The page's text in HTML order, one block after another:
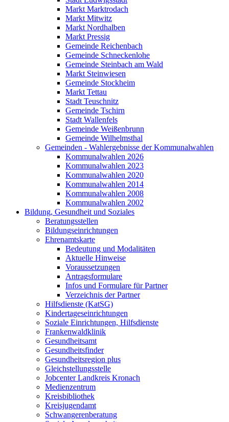
Markt Marktrodach
Markt Mitwitz
Markt Nordhalben
Markt Pressig
Gemeinde Reichenbach
Gemeinde Schneckenlohe
Gemeinde Steinbach am Wald
Markt Steinwiesen
Gemeinde Stockheim
Markt Tettau
Stadt Teuschnitz
Gemeinde Tschirn
Stadt Wallenfels
Gemeinde Weißenbrunn
Gemeinde Wilhelmsthal
Gemeinden - Wahlergebnisse der Kommunalwahlen
Kommunalwahlen 2026
Kommunalwahlen 2023
Kommunalwahlen 2020
Kommunalwahlen 2014
Kommunalwahlen 2008
Kommunalwahlen 2002
Bildung, Gesundheit und Soziales
Beratungsstellen
Bildungseinrichtungen
Ehrenamtskarte
Bedeutung und Modalitäten
Aktuelle Hinweise
Voraussetzungen
Antragsformulare
Infos und Formulare für Partner
Verzeichnis der Partner
Hilfsdienste (KatSG)
Kindertageseinrichtungen
Soziale Einrichtungen, Hilfsdienste
Frankenwaldklinik
Gesundheitsamt
Gesundheitsfinder
Gesundheitsregion plus
Gleichstellungsstelle
Jobcenter Landkreis Kronach
Medienzentrum
Kreisbibliothek
Kreisjugendamt
Schwangerenberatung